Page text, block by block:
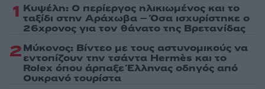
1 Κυψέλη: Ο περίεργος ηλικιωμένος και το
ταξίδι στην Αράχωβα – Όσα ισχυρίστηκε ο
26χρονος για τον θάνατο της Βρετανίδας
2Μύκονος: Βίντεο με τους αστυνομικούς να
εντοπίζουν την τσάντα Hermès και το
Rolex όπου άρπαξε Έλληνας οδηγός από
Ουκρανό τουρίστα